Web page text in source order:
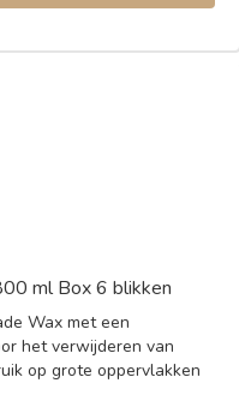
ml Box 6 blikken
Wax met een
het verwijderen van
op grote oppervlakken